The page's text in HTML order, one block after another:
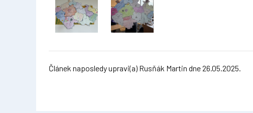
Článek naposledy upravi(a) Rusňák Martin dne 26.05.2025.